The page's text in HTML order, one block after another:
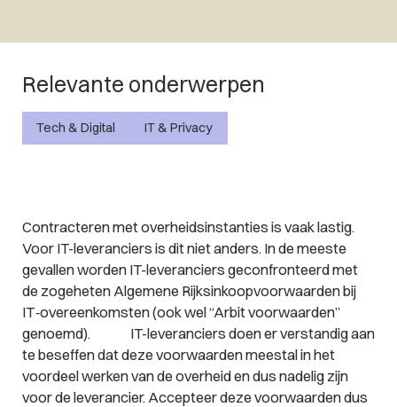
Relevante onderwerpen
Tech & Digital IT & Privacy
Contracteren met overheidsinstanties is vaak lastig.
Voor IT-leveranciers is dit niet anders. In de meeste
gevallen worden IT-leveranciers geconfronteerd met
de zogeheten Algemene Rijksinkoopvoorwaarden bij
IT‑overeenkomsten (ook wel “Arbit voorwaarden”
genoemd). IT-leveranciers doen er verstandig aan
te beseffen dat deze voorwaarden meestal in het
voordeel werken van de overheid en dus nadelig zijn
voor de leverancier. Accepteer deze voorwaarden dus